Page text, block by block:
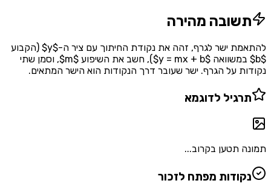
תשובה מהירה
להתאמת ישר לגרף, זהה את נקודת החיתוך עם ציר ה-$y$ (הקבוע
$b$ במשוואה $y = mx + b$), חשב את השיפוע $m$, וסמן שתי
נקודות על הגרף. ישר שעובר דרך הנקודות הוא הישר המתאים.
תרגיל לדוגמא
תמונה תטען בקרוב...
נקודות מפתח לזכור